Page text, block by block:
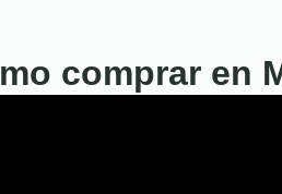
comprar en